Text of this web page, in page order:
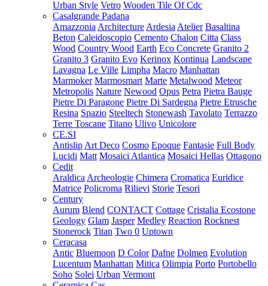
Urban Style Vetro Wooden Tile Of Cdc
Casalgrande Padana
Amazzonia Architecture Ardesia Atelier Basaltina
Beton Caleidoscopio Cemento Chalon Citta Class
Wood Country Wood Earth Eco Concrete Granito 2
Granito 3 Granito Evo Kerinox Kontinua Landscape
Lavagna Le Ville Limpha Macro Manhattan
Marmoker Marmosmart Marte Metalwood Meteor
Metropolis Nature Newood Opus Petra Pietra Bauge
Pietre Di Paragone Pietre Di Sardegna Pietre Etrusche
Resina Spazio Steeltech Stonewash Tavolato Terrazzo
Terre Toscane Titano Ulivo Unicolore
CE.SI
Antislip Art Deco Cosmo Epoque Fantasie Full Body
Lucidi Matt Mosaici Atlantica Mosaici Hellas Ottagono
Cedit
Araldica Archeologie Chimera Cromatica Euridice
Matrice Policroma Rilievi Storie Tesori
Century
Aurum Blend CONTACT Cottage Cristalia Ecostone
Geology Glam Jasper Medley Reaction Rocknest
Stonerock Titan Two 0 Uptown
Ceracasa
Antic Bluemoon D Color Dafne Dolmen Evolution
Lucentum Manhattan Mitica Olimpia Porto Portobello
Soho Solei Urban Vermont